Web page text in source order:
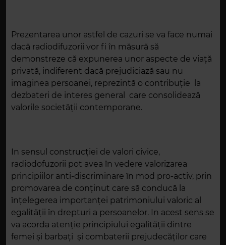
Prezentarea unor astfel de cazuri se va face numai
dacă radiodifuzorii vor fi în măsură să
demonstreze că expunerea unor aspecte de viaţă
privată, indiferent dacă prejudiciază sau nu
imaginea persoanei, reprezintă o contribuţie la
dezbateri de interes general care consolidează
valorile societăţii contemporane.
In sensul construcției de valori civice,
radiodofuzorii pot avea în vedere valorizarea
principiilor anti-discriminare în mod pro-activ, prin
promovarea de conținut care să conducă la
înțelegerea importanței patrimoniului valoric al
egalității în drepturi a persoanelor. In acest sens se
va acorda atenție principiului egalității dintre
femei și barbați și combaterii prejudecăților care